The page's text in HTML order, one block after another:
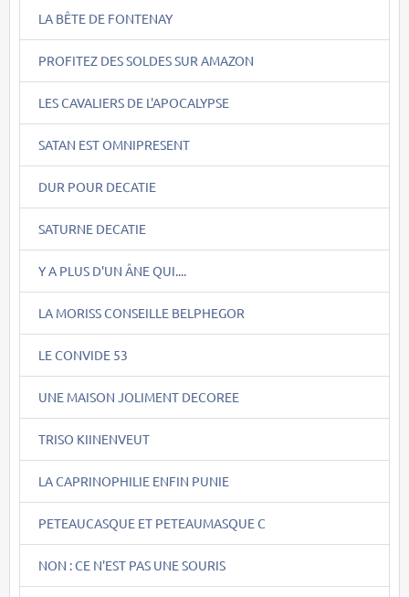
LA BÊTE DE FONTENAY
PROFITEZ DES SOLDES SUR AMAZON
LES CAVALIERS DE L'APOCALYPSE
SATAN EST OMNIPRESENT
DUR POUR DECATIE
SATURNE DECATIE
Y A PLUS D'UN ÂNE QUI....
LA MORISS CONSEILLE BELPHEGOR
LE CONVIDE 53
UNE MAISON JOLIMENT DECOREE
TRISO KIINENVEUT
LA CAPRINOPHILIE ENFIN PUNIE
PETEAUCASQUE ET PETEAUMASQUE C
NON : CE N'EST PAS UNE SOURIS